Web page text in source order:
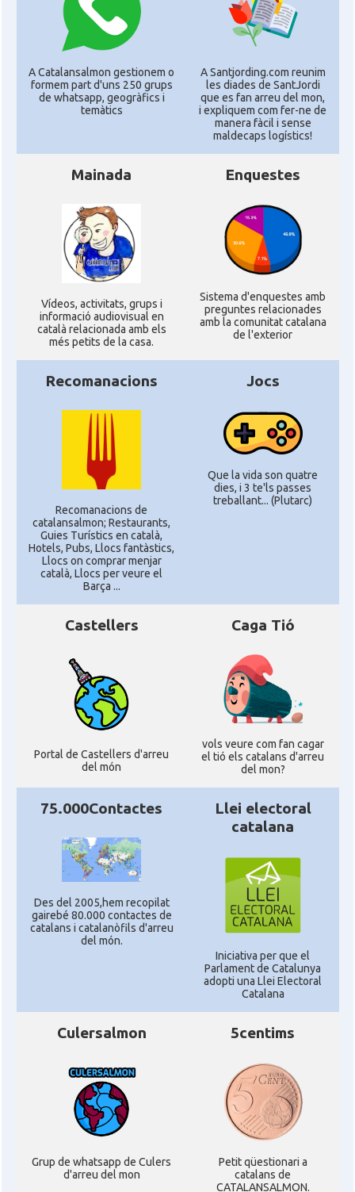
A Catalansalmon gestionem o
formem part d'uns 250 grups
de whatsapp, geogràfics i
temàtics
A Santjording.com reunim
les diades de SantJordi
que es fan arreu del mon,
i expliquem com fer-ne de
manera fàcil i sense
maldecaps logí­stics!
Mainada
Ví­deos, activitats, grups i
informació audiovisual en
català relacionada amb els
més petits de la casa.
Enquestes
Sistema d'enquestes amb
preguntes relacionades
amb la comunitat catalana
de l'exterior
Recomanacions
Recomanacions de
catalansalmon; Restaurants,
Guies Turístics en català,
Hotels, Pubs, Llocs fantàstics,
Llocs on comprar menjar
català, Llocs per veure el
Barça ...
Jocs
Que la vida son quatre
dies, i 3 te'ls passes
treballant... (Plutarc)
Castellers
Portal de Castellers d'arreu
del món
Caga Tió
vols veure com fan cagar
el tió els catalans d'arreu
del mon?
75.000Contactes
Des del 2005,hem recopilat
gairebé 80.000 contactes de
catalans i catalanòfils d'arreu
del món.
Llei electoral
catalana
Iniciativa per que el
Parlament de Catalunya
adopti una Llei Electoral
Catalana
Culersalmon
Grup de whatsapp de Culers
d'arreu del mon
5centims
Petit qüestionari a
catalans de
CATALANSALMON.